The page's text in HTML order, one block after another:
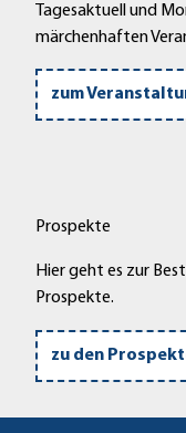
Tagesaktuell und
märchenhaften
zum
Prospekte
Hier geht es zur
Prospekte.
zu den